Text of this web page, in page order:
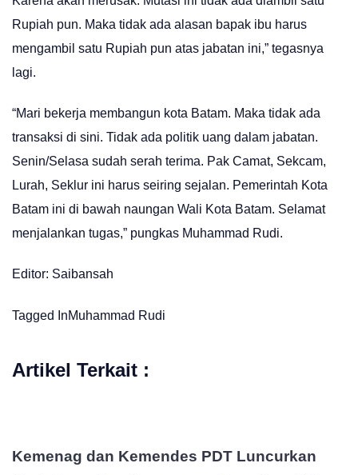
Rupiah pun. Maka tidak ada alasan bapak ibu harus
mengambil satu Rupiah pun atas jabatan ini,” tegasnya
lagi.
“Mari bekerja membangun kota Batam. Maka tidak ada
transaksi di sini. Tidak ada politik uang dalam jabatan.
Senin/Selasa sudah serah terima. Pak Camat, Sekcam,
Lurah, Seklur ini harus seiring sejalan. Pemerintah Kota
Batam ini di bawah naungan Wali Kota Batam. Selamat
menjalankan tugas,” pungkas Muhammad Rudi.
Editor: Saibansah
Tagged InMuhammad Rudi
Artikel Terkait :
Kemenag dan Kemendes PDT Luncurkan